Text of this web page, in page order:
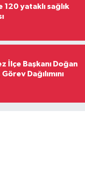
120 yataklı sağlık
İlçe Başkanı Doğan
Dağılımını